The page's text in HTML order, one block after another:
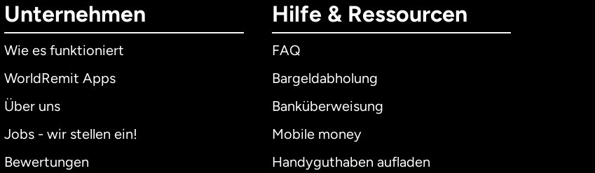
Unternehmen
Wie es funktioniert
WorldRemit Apps
Über uns
Jobs - wir stellen ein!
Bewertungen
Hilfe & Ressourcen
FAQ
Bargeldabholung
Banküberweisung
Mobile money
Handyguthaben aufladen